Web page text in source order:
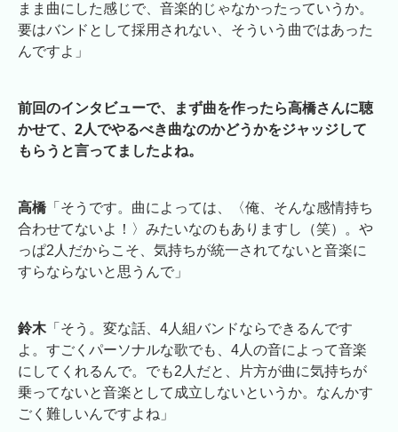
まま曲にした感じで、音楽的じゃなかったっていうか。
要はバンドとして採用されない、そういう曲ではあった
んですよ」
前回のインタビューで、まず曲を作ったら高橋さんに聴
かせて、2人でやるべき曲なのかどうかをジャッジして
もらうと言ってましたよね。
高橋「そうです。曲によっては、〈俺、そんな感情持ち
合わせてないよ！〉みたいなのもありますし（笑）。や
っぱ2人だからこそ、気持ちが統一されてないと音楽に
すらならないと思うんで」
鈴木「そう。変な話、4人組バンドならできるんです
よ。すごくパーソナルな歌でも、4人の音によって音楽
にしてくれるんで。でも2人だと、片方が曲に気持ちが
乗ってないと音楽として成立しないというか。なんかす
ごく難しいんですよね」